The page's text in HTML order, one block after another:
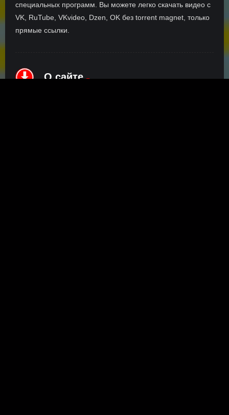
специальных программ. Вы можете легко скачать видео с
VK, RuTube, VKvideo, Dzen, OK без torrent magnet, только
прямые ссылки.
О сайте